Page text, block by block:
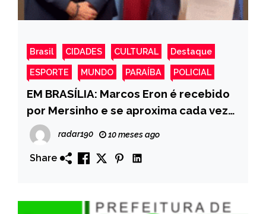
Brasil CIDADES CULTURAL Destaque
ESPORTE MUNDO PARAÍBA POLICIAL
EM BRASÍLIA: Marcos Eron é recebido
por Mersinho e se aproxima cada vez
mais de Cícero Lucena
radar190 10 meses ago
Share